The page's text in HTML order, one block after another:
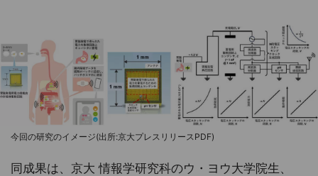
今回の研究のイメージ(出所:京大プレスリリースPDF)
同成果は、京大 情報学研究科のウ・ヨウ大学院生、